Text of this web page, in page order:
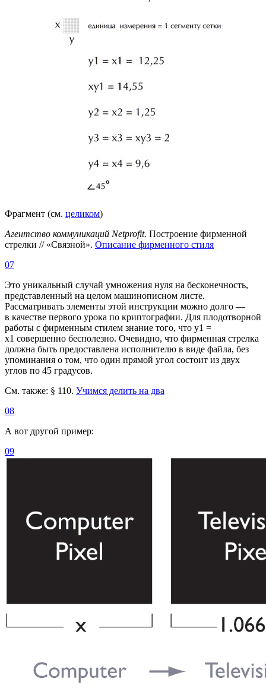
Фрагмент (см. целиком)
Агентство коммуникаций Netprofit. Построение фирменной
стрелки // «Связной». Описание фирменного стиля
07
Это уникальный случай умножения нуля на бесконечность,
представленный на целом машинописном листе.
Рассматривать элементы этой инструкции можно долго —
в качестве первого урока по криптографии. Для плодотворной
работы с фирменным стилем знание того, что y1 =
x1 совершенно бесполезно. Очевидно, что фирменная стрелка
должна быть предоставлена исполнителю в виде файла, без
упоминания о том, что один прямой угол состоит из двух
углов по 45 градусов.
См. также: § 110. Учимся делить на два
08
А вот другой пример:
09